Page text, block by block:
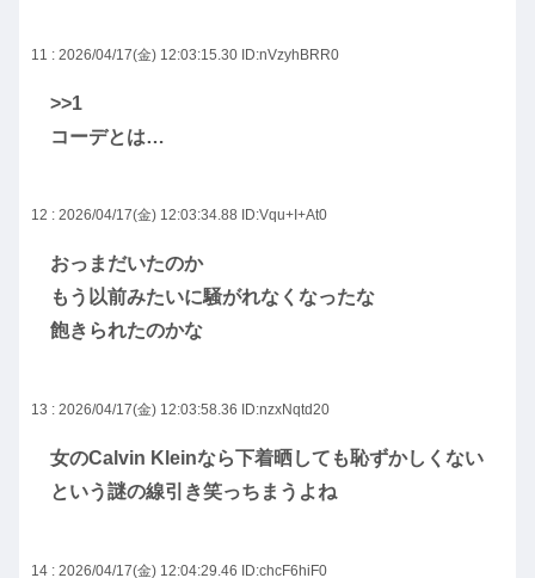
11 : 2026/04/17(金) 12:03:15.30 ID:nVzyhBRR0
>>1
コーデとは…
12 : 2026/04/17(金) 12:03:34.88 ID:Vqu+I+At0
おっまだいたのか
もう以前みたいに騒がれなくなったな
飽きられたのかな
13 : 2026/04/17(金) 12:03:58.36 ID:nzxNqtd20
女のCalvin Kleinなら下着晒しても恥ずかしくない
という謎の線引き笑っちまうよね
14 : 2026/04/17(金) 12:04:29.46 ID:chcF6hiF0